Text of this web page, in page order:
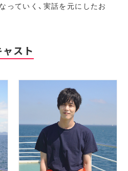
っていく、実話を元にしたお
ャスト